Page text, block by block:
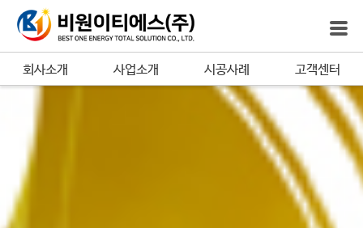
회사소개 사업소개 시공사례 고객센터